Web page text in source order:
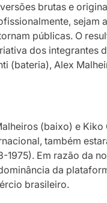
brutas e
sejam
públicas. O
dos integrantes
(bateria), Alex
(baixo) e
também
1975). Em razão da
da
brasileiro.